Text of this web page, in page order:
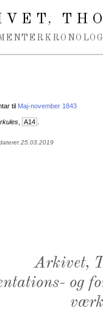
,
til Maj-november 1843
A14
25.03.2019
Arkivet,
og